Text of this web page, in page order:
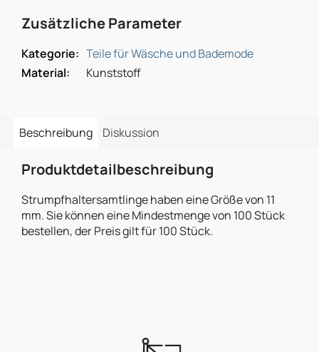
Zusätzliche Parameter
Kategorie: Teile für Wäsche und Bademode
Material: Kunststoff
Beschreibung Diskussion
Produktdetailbeschreibung
Strumpfhaltersamtlinge haben eine Größe von 11
mm. Sie können eine Mindestmenge von 100 Stück
bestellen, der Preis gilt für 100 Stück.